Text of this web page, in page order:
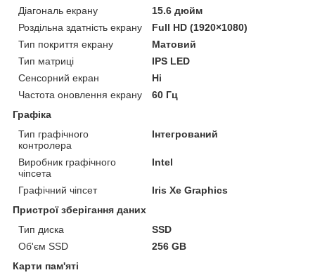
Діагональ екрану
15.6 дюйм
Роздільна здатність екрану
Full HD (1920×1080)
Тип покриття екрану
Матовий
Тип матриці
IPS LED
Сенсорний екран
Ні
Частота оновлення екрану
60 Гц
Графіка
Тип графічного
контролера
Інтегрований
Виробник графічного
чіпсета
Intel
Графічний чіпсет
Iris Xe Graphics
Пристрої зберігання даних
Тип диска
SSD
Об'єм SSD
256 GB
Карти пам'яті